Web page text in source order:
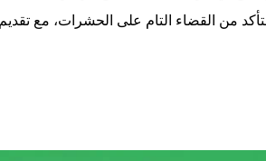
من القضاء التام على الحشرات، مع